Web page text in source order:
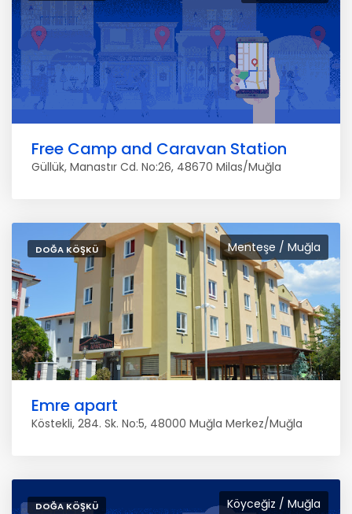
Free Camp and Caravan Station
Güllük, Manastır Cd. No:26, 48670 Milas/Muğla
Menteşe / Muğla
DOĞA KÖŞKÜ
Emre apart
Köstekli, 284. Sk. No:5, 48000 Muğla Merkez/Muğla
Köyceğiz / Muğla
DOĞA KÖŞKÜ